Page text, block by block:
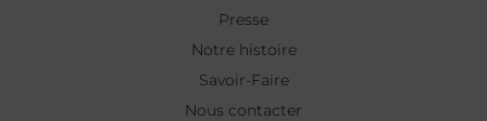
Presse
Notre histoire
Savoir-Faire
Nous contacter